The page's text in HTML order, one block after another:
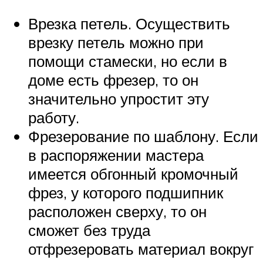
Врезка петель. Осуществить
врезку петель можно при
помощи стамески, но если в
доме есть фрезер, то он
значительно упростит эту
работу.
Фрезерование по шаблону. Если
в распоряжении мастера
имеется обгонный кромочный
фрез, у которого подшипник
расположен сверху, то он
сможет без труда
отфрезеровать материал вокруг